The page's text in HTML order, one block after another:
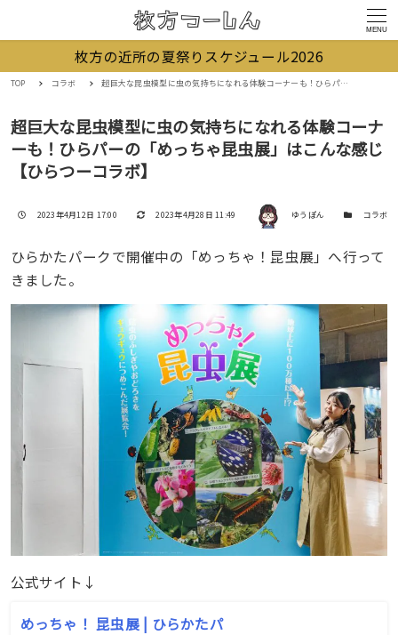
MENU
枚方の近所の夏祭りスケジュール2026
TOP コラボ 超巨大な昆虫模型に虫の気持ちになれる体験コーナーも！ひらパーの「めっちゃ昆虫展」はこんな感じ【ひらつーコラボ】
超巨大な昆虫模型に虫の気持ちになれる体験コーナ
ーも！ひらパーの「めっちゃ昆虫展」はこんな感じ
【ひらつーコラボ】
投稿日
2023年4月12日 17:00 更新日
2023年4月28日 11:49 著者 ゆうぽん カテゴリー
コラボ
ひらかたパークで開催中の「めっちゃ！昆虫展」へ行って
きました。
公式サイト↓
めっちゃ！ 昆虫展 | ひらかたパ